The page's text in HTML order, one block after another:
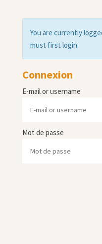
You are currently
must first login.
Connexion
E-mail or username
Mot de passe